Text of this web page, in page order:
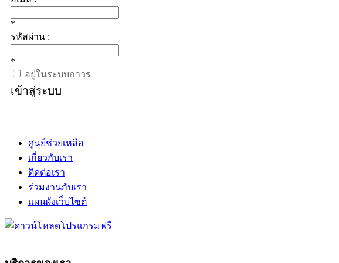
*
รหัสผ่าน :
*
อยู่ในระบบถาวร
เข้าสู่ระบบ
ศูนย์ช่วยเหลือ
เกี่ยวกับเรา
ติดต่อเรา
ร่วมงานกับเรา
แผนผังเว็บไซต์